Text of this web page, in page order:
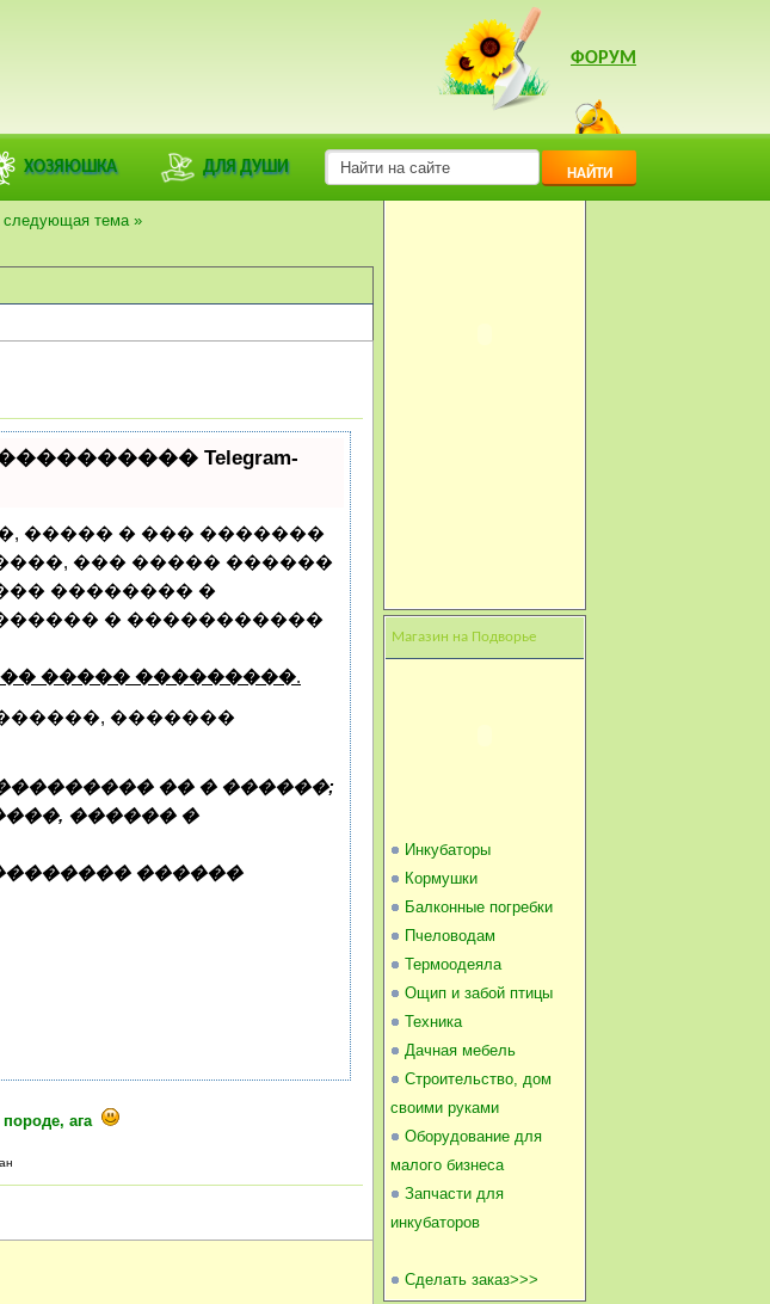
ФОРУМ
ХОЗЯЮШКА ДЛЯ ДУШИ НАЙТИ
Подворье
(Модератор:
следующая тема »
Telegram-
����� � ��� �������
��� ����� ������
�������� �
� �����������
����� ���������.
�������
�� � ������;
������ �
������
ага
Магазин на Подворье
Инкубаторы
Кормушки
Балконные погребки
Пчеловодам
Термоодеяла
Ощип и забой птицы
Техника
Дачная мебель
Строительство, дом
своими руками
Оборудование для
малого бизнеса
Запчасти для
инкубаторов
Сделать заказ>>>